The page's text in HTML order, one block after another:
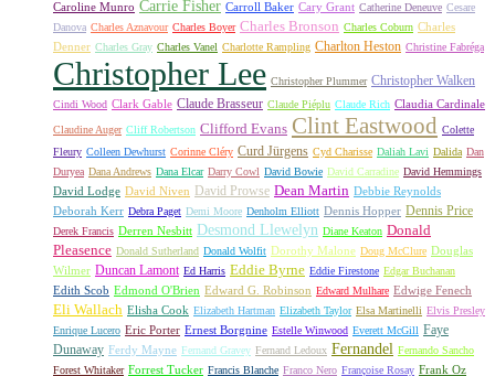
Caroline Munro Carrie Fisher Carroll Baker Cary Grant Catherine Deneuve Cesare
Danova Charles Aznavour Charles Boyer Charles Bronson Charles Coburn Charles
Denner Charles Gray Charles Vanel Charlotte Rampling Charlton Heston Christine Fabréga
Christopher Lee Christopher Plummer Christopher Walken
Cindi Wood Clark Gable Claude Brasseur Claude Piéplu Claude Rich Claudia Cardinale
Claudine Auger Cliff Robertson Clifford Evans Clint Eastwood Colette
Fleury Colleen Dewhurst Corinne Cléry Curd Jürgens Cyd Charisse Daliah Lavi Dalida Dan
Duryea Dana Andrews Dana Elcar Darry Cowl David Bowie David Carradine David Hemmings
David Lodge David Niven David Prowse Dean Martin Debbie Reynolds
Deborah Kerr Debra Paget Demi Moore Denholm Elliott Dennis Hopper Dennis Price
Derek Francis Derren Nesbitt Desmond Llewelyn Diane Keaton Donald
Pleasence Donald Sutherland Donald Wolfit Dorothy Malone Doug McClure Douglas
Wilmer Duncan Lamont Ed Harris Eddie Byrne Eddie Firestone Edgar Buchanan
Edith Scob Edmond O'Brien Edward G. Robinson Edward Mulhare Edwige Fenech
Eli Wallach Elisha Cook Elizabeth Hartman Elizabeth Taylor Elsa Martinelli Elvis Presley
Enrique Lucero Eric Porter Ernest Borgnine Estelle Winwood Everett McGill Faye
Dunaway Ferdy Mayne Fernand Gravey Fernand Ledoux Fernandel Fernando Sancho
Forest Whitaker Forrest Tucker Francis Blanche Franco Nero Françoise Rosay Frank Oz